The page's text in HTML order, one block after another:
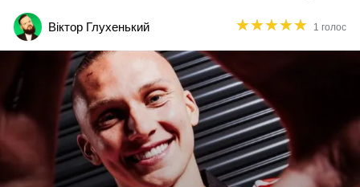
Різне
Букмекери
Казино
Віктор Глухенький ★★★★★
★★★★★ 1 голос